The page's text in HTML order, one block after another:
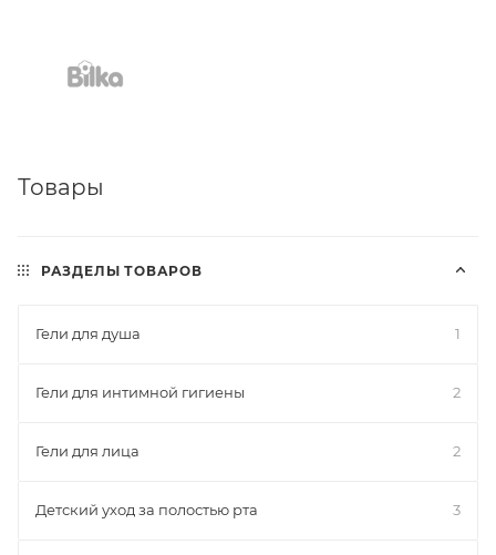
Товары
РАЗДЕЛЫ ТОВАРОВ
Гели для душа 1
Гели для интимной гигиены 2
Гели для лица 2
Детский уход за полостью рта 3